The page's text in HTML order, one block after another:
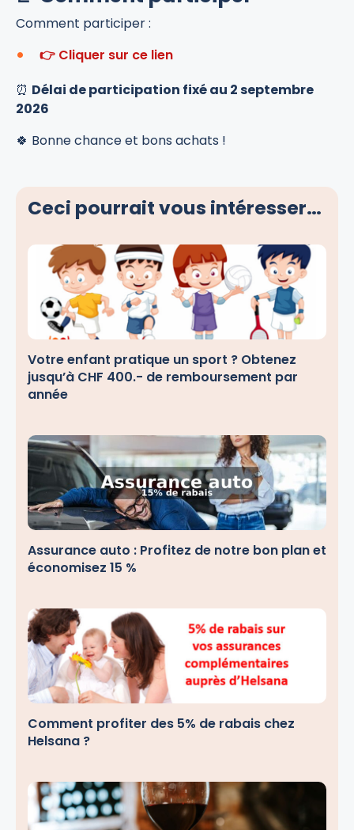
Comment participer :
👉 Cliquer sur ce lien
⏰ Délai de participation fixé au 2 septembre
2026
🍀 Bonne chance et bons achats !
Ceci pourrait vous intéresser…
Votre enfant pratique un sport ? Obtenez
jusqu’à CHF 400.- de remboursement par
année
Assurance auto : Profitez de notre bon plan et
économisez 15 %
Comment profiter des 5% de rabais chez
Helsana ?